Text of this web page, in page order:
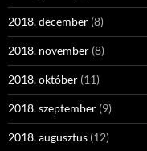
2018. december (8)
2018. november (8)
2018. október (11)
2018. szeptember (9)
2018. augusztus (12)